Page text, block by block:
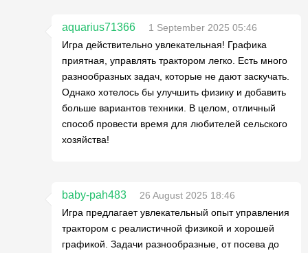
aquarius71366
1 September 2025 05:46
Игра действительно увлекательная! Графика
приятная, управлять трактором легко. Есть много
разнообразных задач, которые не дают заскучать.
Однако хотелось бы улучшить физику и добавить
больше вариантов техники. В целом, отличный
способ провести время для любителей сельского
хозяйства!
baby-pah483
26 August 2025 18:46
Игра предлагает увлекательный опыт управления
трактором с реалистичной физикой и хорошей
графикой. Задачи разнообразные, от посева до